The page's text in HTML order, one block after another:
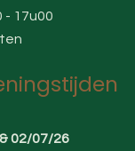
- 17u00
02/07/26